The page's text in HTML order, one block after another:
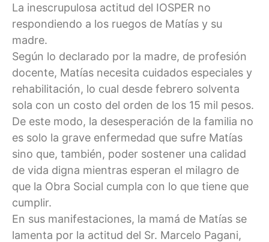
La inescrupulosa actitud del IOSPER no
respondiendo a los ruegos de Matías y su
madre.
Según lo declarado por la madre, de profesión
docente, Matías necesita cuidados especiales y
rehabilitación, lo cual desde febrero solventa
sola con un costo del orden de los 15 mil pesos.
De este modo, la desesperación de la familia no
es solo la grave enfermedad que sufre Matías
sino que, también, poder sostener una calidad
de vida digna mientras esperan el milagro de
que la Obra Social cumpla con lo que tiene que
cumplir.
En sus manifestaciones, la mamá de Matías se
lamenta por la actitud del Sr. Marcelo Pagani,